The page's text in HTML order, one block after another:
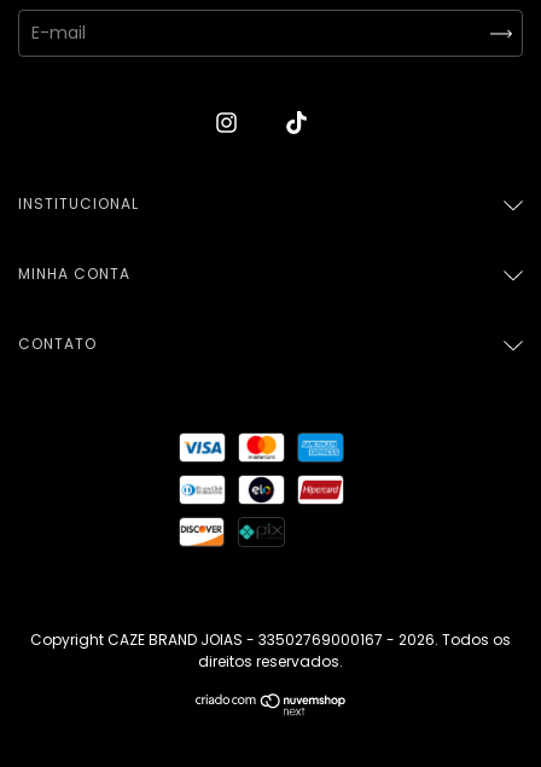
INSTITUCIONAL
MINHA CONTA
CONTATO
Copyright CAZE BRAND JOIAS - 33502769000167 - 2026. Todos os
direitos reservados.